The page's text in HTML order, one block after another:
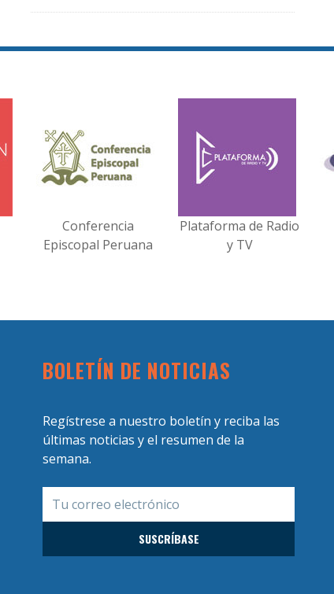
Conferencia
Episcopal Peruana
Plataforma de Radio
y TV
BOLETÍN DE NOTICIAS
Regístrese a nuestro boletín y reciba las
últimas noticias y el resumen de la
semana.